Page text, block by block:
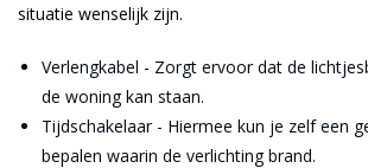
situatie wenselijk zijn.
Verlengkabel - Zorgt ervoor dat de
de woning kan staan.
Tijdschakelaar - Hiermee kun je zelf een
bepalen waarin de verlichting brand.